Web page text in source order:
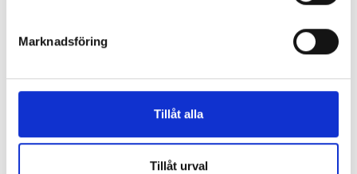
Marknadsföring
Tillåt alla
Tillåt urval